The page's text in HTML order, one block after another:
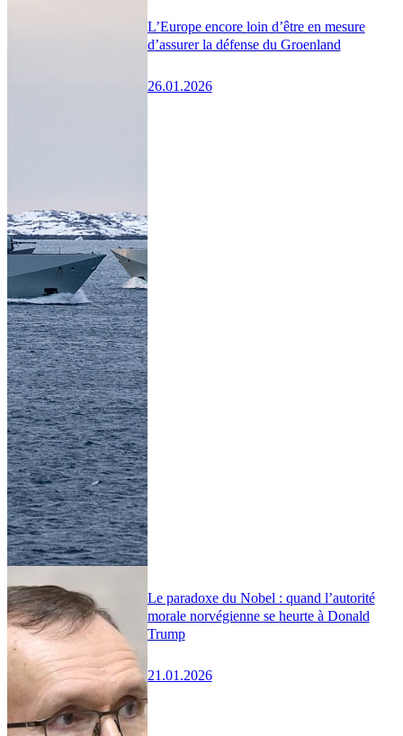
L’Europe encore loin d’être en mesure
d’assurer la défense du Groenland
26.01.2026
Le paradoxe du Nobel : quand l’autorité
morale norvégienne se heurte à Donald
Trump
21.01.2026